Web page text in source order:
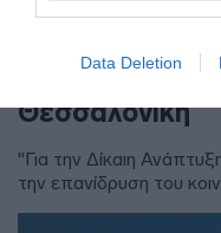
Data Deletion
Τσίπρας: Στις
παρουσίαση
προγράμματος
Θεσσαλονίκη
"Για την Δίκαιη
την επανίδρυση του